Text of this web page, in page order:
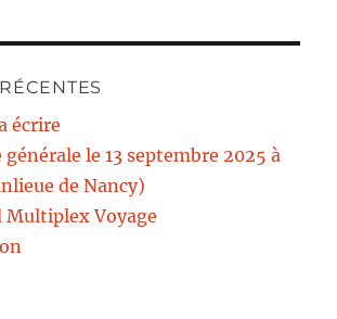
écrire
générale le 13 septembre 2025 à
de Nancy)
Multiplex Voyage